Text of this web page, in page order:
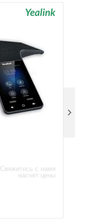
Свяжитесь с нами
насчёт цены
